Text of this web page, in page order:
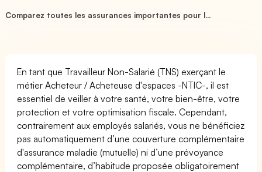
Comparez toutes les assurances importantes pour l...
En tant que Travailleur Non-Salarié (TNS) exerçant le
métier Acheteur / Acheteuse d'espaces -NTIC-, il est
essentiel de veiller à votre santé, votre bien-être, votre
protection et votre optimisation fiscale. Cependant,
contrairement aux employés salariés, vous ne bénéficiez
pas automatiquement d’une couverture complémentaire
d'assurance maladie (mutuelle) ni d’une prévoyance
complémentaire, d’habitude proposée obligatoirement